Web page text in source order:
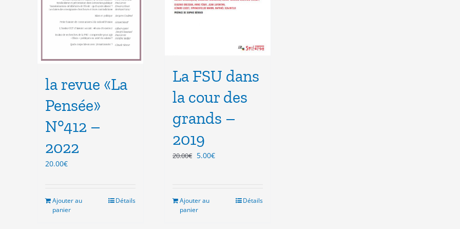
la revue «La
Pensée»
N°412 –
2022
20.00€
Ajouter au
panier
Détails
La FSU dans
la cour des
grands –
2019
20.00€ Le
20.00€.
5.00€Le
Ajouter au
panier
Détails